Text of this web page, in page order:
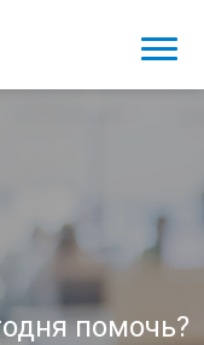
помочь?